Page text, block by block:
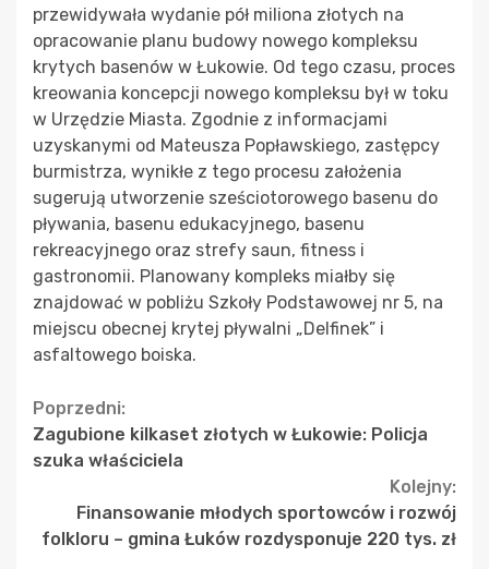
przewidywała wydanie pół miliona złotych na
opracowanie planu budowy nowego kompleksu
krytych basenów w Łukowie. Od tego czasu, proces
kreowania koncepcji nowego kompleksu był w toku
w Urzędzie Miasta. Zgodnie z informacjami
uzyskanymi od Mateusza Popławskiego, zastępcy
burmistrza, wynikłe z tego procesu założenia
sugerują utworzenie sześciotorowego basenu do
pływania, basenu edukacyjnego, basenu
rekreacyjnego oraz strefy saun, fitness i
gastronomii. Planowany kompleks miałby się
znajdować w pobliżu Szkoły Podstawowej nr 5, na
miejscu obecnej krytej pływalni „Delfinek” i
asfaltowego boiska.
Continue
Reading
Poprzedni:
Zagubione kilkaset złotych w Łukowie: Policja
szuka właściciela
Kolejny:
Finansowanie młodych sportowców i rozwój
folkloru – gmina Łuków rozdysponuje 220 tys. zł